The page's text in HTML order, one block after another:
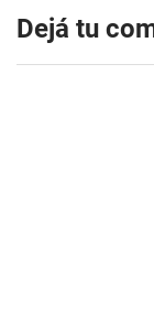
Dejá tu